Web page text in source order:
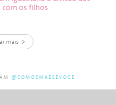
com os filhos
mais
@SOMOSMAESEVOCE